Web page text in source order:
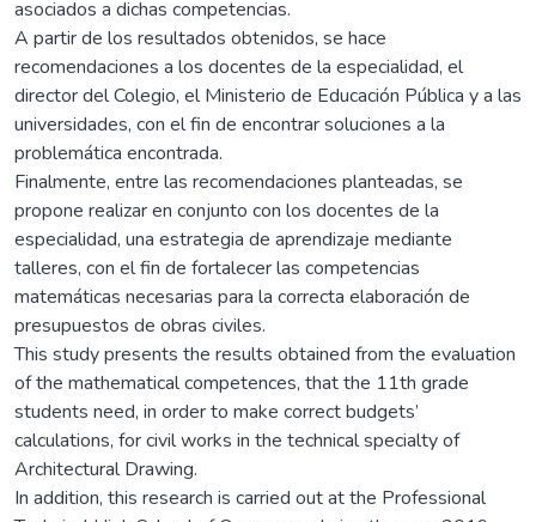
asociados a dichas competencias.
A partir de los resultados obtenidos, se hace
recomendaciones a los docentes de la especialidad, el
director del Colegio, el Ministerio de Educación Pública y a las
universidades, con el fin de encontrar soluciones a la
problemática encontrada.
Finalmente, entre las recomendaciones planteadas, se
propone realizar en conjunto con los docentes de la
especialidad, una estrategia de aprendizaje mediante
talleres, con el fin de fortalecer las competencias
matemáticas necesarias para la correcta elaboración de
presupuestos de obras civiles.
This study presents the results obtained from the evaluation
of the mathematical competences, that the 11th grade
students need, in order to make correct budgets’
calculations, for civil works in the technical specialty of
Architectural Drawing.
In addition, this research is carried out at the Professional